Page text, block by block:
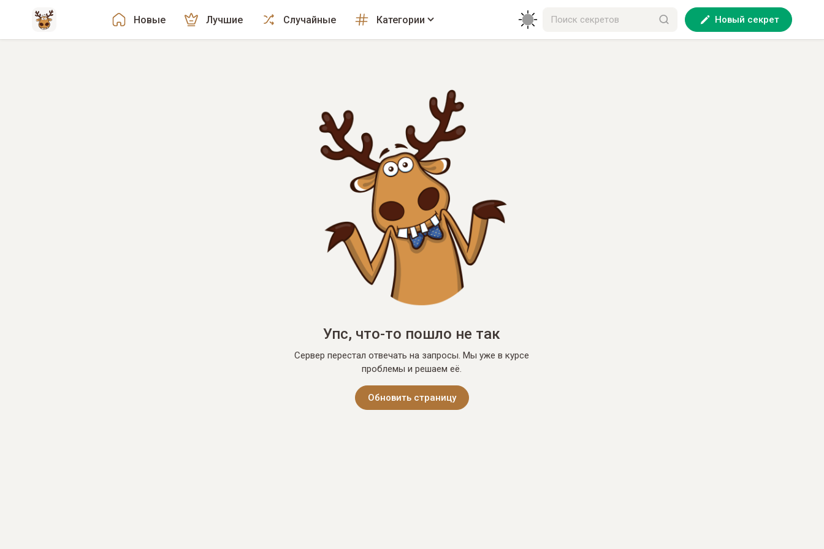
Новые Лучшие Случайные Категории Новый секрет
Упс, что-то пошло не так
Сервер перестал отвечать на запросы. Мы уже в курсе
проблемы и решаем её.
Обновить страницу